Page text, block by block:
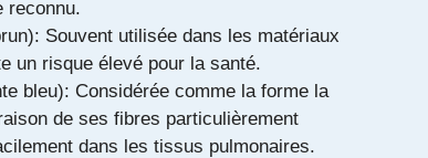
reconnu.
Souvent utilisée dans les matériaux
un risque élevé pour la santé.
bleu): Considérée comme la forme la
de ses fibres particulièrement
dans les tissus pulmonaires.